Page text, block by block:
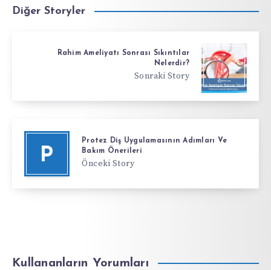
Diğer Storyler
Rahim Ameliyatı Sonrası Sıkıntılar
Nelerdir?
Sonraki Story
P
Protez Diş Uygulamasının Adımları Ve
Bakım Önerileri
Önceki Story
Kullananların Yorumları